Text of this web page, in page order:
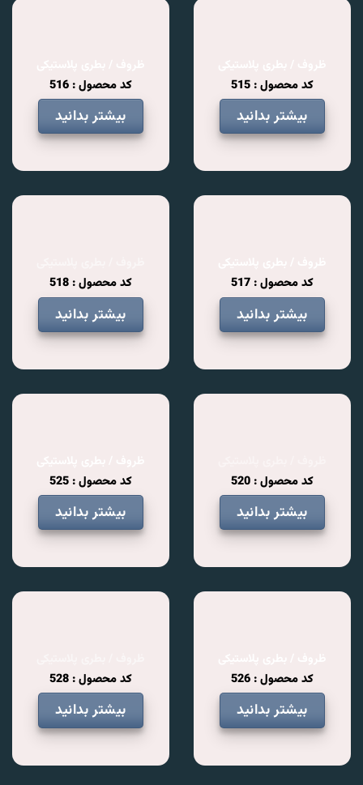
کد محصول : 515
بیشتر بدانید
کد محصول : 516
بیشتر بدانید
کد محصول : 517
بیشتر بدانید
کد محصول : 518
بیشتر بدانید
کد محصول : 520
بیشتر بدانید
کد محصول : 525
بیشتر بدانید
کد محصول : 526
بیشتر بدانید
کد محصول : 528
بیشتر بدانید